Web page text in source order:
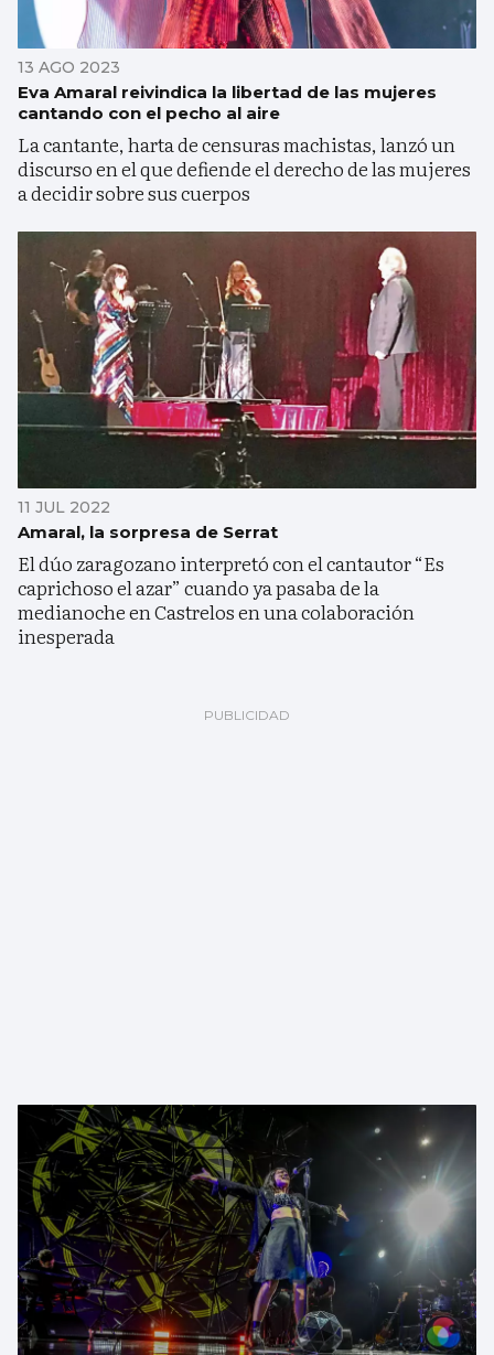
13 AGO 2023
Eva Amaral reivindica la libertad de las mujeres
cantando con el pecho al aire
La cantante, harta de censuras machistas, lanzó un
discurso en el que defiende el derecho de las mujeres
a decidir sobre sus cuerpos
11 JUL 2022
Amaral, la sorpresa de Serrat
El dúo zaragozano interpretó con el cantautor “Es
caprichoso el azar” cuando ya pasaba de la
medianoche en Castrelos en una colaboración
inesperada